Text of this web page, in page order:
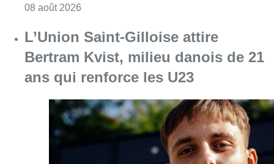
08 août 2026
L’Union Saint-Gilloise attire
Bertram Kvist, milieu danois de 21
ans qui renforce les U23